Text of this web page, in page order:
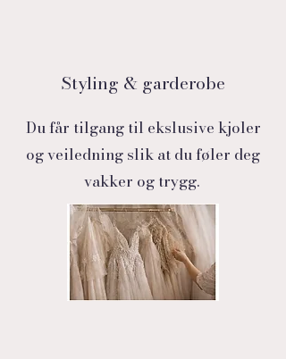
Styling & garderobe
Du får tilgang til ekslusive kjoler
og veiledning slik at du føler deg
vakker og trygg.